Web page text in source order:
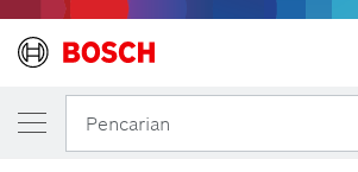
Pencarian